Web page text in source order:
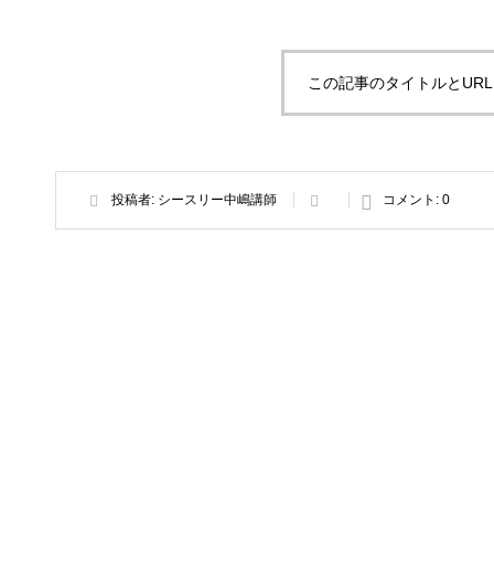
この記事のタイトルと
投稿者: シースリー中嶋講師 コメント: 0